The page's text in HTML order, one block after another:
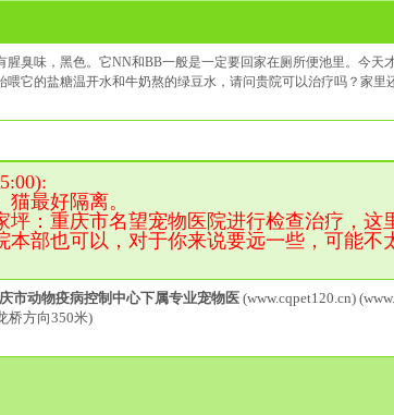
臭味，黑色。它NN和BB一般是一定要回家在厕所便池里。今天
它的盐糖温开水和牛奶熬的绿豆水，请问贵院可以治疗吗？家里
最好隔离。
坪：重庆市名望宠物医院进行检查治疗，这
部也可以，对于你来说要远一些，可能不
市动物疫病控制中心下属专业宠物医(www.cqpet120.cn)
桥方向350米)